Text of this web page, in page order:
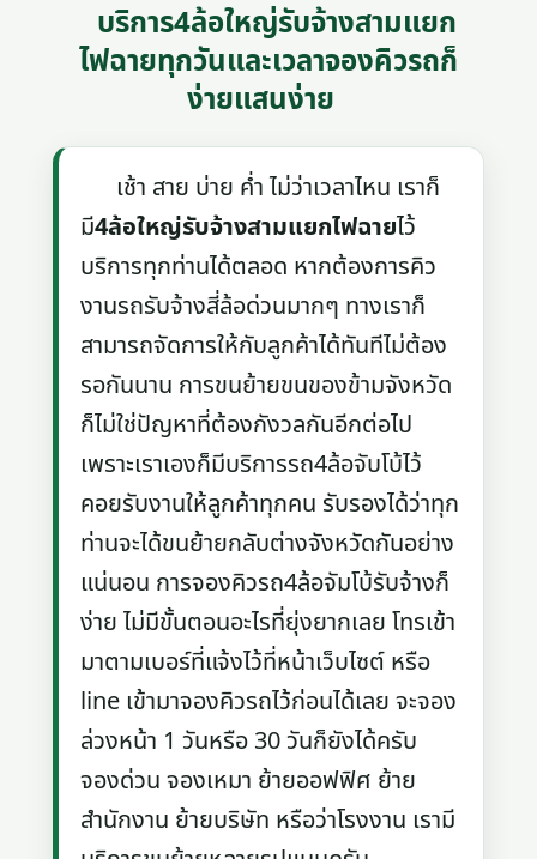
บริการ4ล้อใหญ่รับจ้างสามแยก
ไฟฉายทุกวันและเวลาจองคิวรถก็
ง่ายแสนง่าย
เช้า สาย บ่าย ค่ำ ไม่ว่าเวลาไหน เราก็
มี4ล้อใหญ่รับจ้างสามแยกไฟฉายไว้
บริการทุกท่านได้ตลอด หากต้องการคิว
งานรถรับจ้างสี่ล้อด่วนมากๆ ทางเราก็
สามารถจัดการให้กับลูกค้าได้ทันทีไม่ต้อง
รอกันนาน การขนย้ายขนของข้ามจังหวัด
ก็ไม่ใช่ปัญหาที่ต้องกังวลกันอีกต่อไป
เพราะเราเองก็มีบริการรถ4ล้อจับโบ้ไว้
คอยรับงานให้ลูกค้าทุกคน รับรองได้ว่าทุก
ท่านจะได้ขนย้ายกลับต่างจังหวัดกันอย่าง
แน่นอน การจองคิวรถ4ล้อจัมโบ้รับจ้างก็
ง่าย ไม่มีขั้นตอนอะไรที่ยุ่งยากเลย โทรเข้า
มาตามเบอร์ที่แจ้งไว้ที่หน้าเว็บไซต์ หรือ
line เข้ามาจองคิวรถไว้ก่อนได้เลย จะจอง
ล่วงหน้า 1 วันหรือ 30 วันก็ยังได้ครับ
จองด่วน จองเหมา ย้ายออฟฟิศ ย้าย
สำนักงาน ย้ายบริษัท หรือว่าโรงงาน เรามี